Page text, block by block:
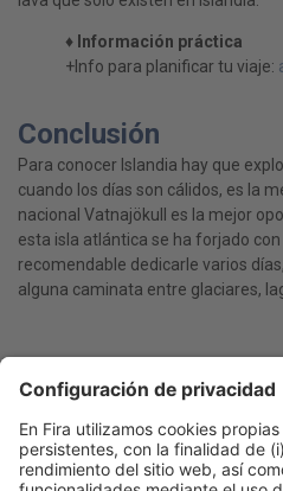
♦ Información práctica
+Info para planificar tu viaje:
Conclusión
Para conocer Islandia hay que
cuando los días son cálidos, es la
nacional Vatnajökull es la mejor
esta isla atlántica se ha forjado con
recomendable dedicarle varios
alguna caminata entre glaciares,
Publicación anterior
Arroces y paisajes secretos